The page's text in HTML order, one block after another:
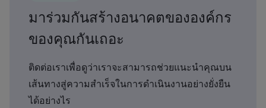
มาร่วมกันสร้างอนาคตขององค์กร
ของคุณกันเถอะ
ติดต่อเราเพื่อดูว่าเราจะสามารถช่วยแนะนำคุณบน
เส้นทางสู่ความสำเร็จในการดำเนินงานอย่างยั่งยืน
ได้อย่างไร